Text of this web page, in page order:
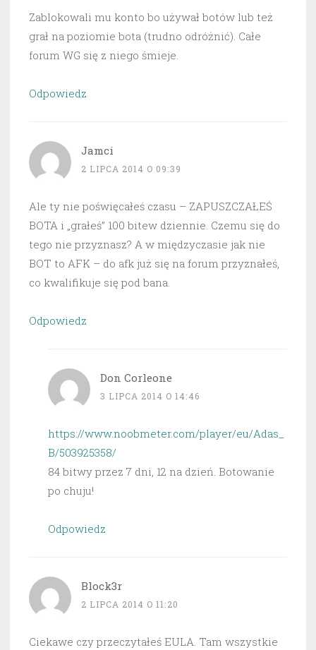
Zablokowali mu konto bo używał botów lub też
grał na poziomie bota (trudno odróżnić). Całe
forum WG się z niego śmieje.
Odpowiedz
Jamci
2 LIPCA 2014 O 09:39
Ale ty nie poświęcałeś czasu – ZAPUSZCZAŁEŚ
BOTA i „grałeś” 100 bitew dziennie. Czemu się do
tego nie przyznasz? A w międzyczasie jak nie
BOT to AFK – do afk już się na forum przyznałeś,
co kwalifikuje się pod bana.
Odpowiedz
Don Corleone
3 LIPCA 2014 O 14:46
https://www.noobmeter.com/player/eu/Adas_
B/503925358/
84 bitwy przez 7 dni, 12 na dzień. Botowanie
po chuju!
Odpowiedz
Block3r
2 LIPCA 2014 O 11:20
Ciekawe czy przeczytałeś EULA. Tam wszystkie